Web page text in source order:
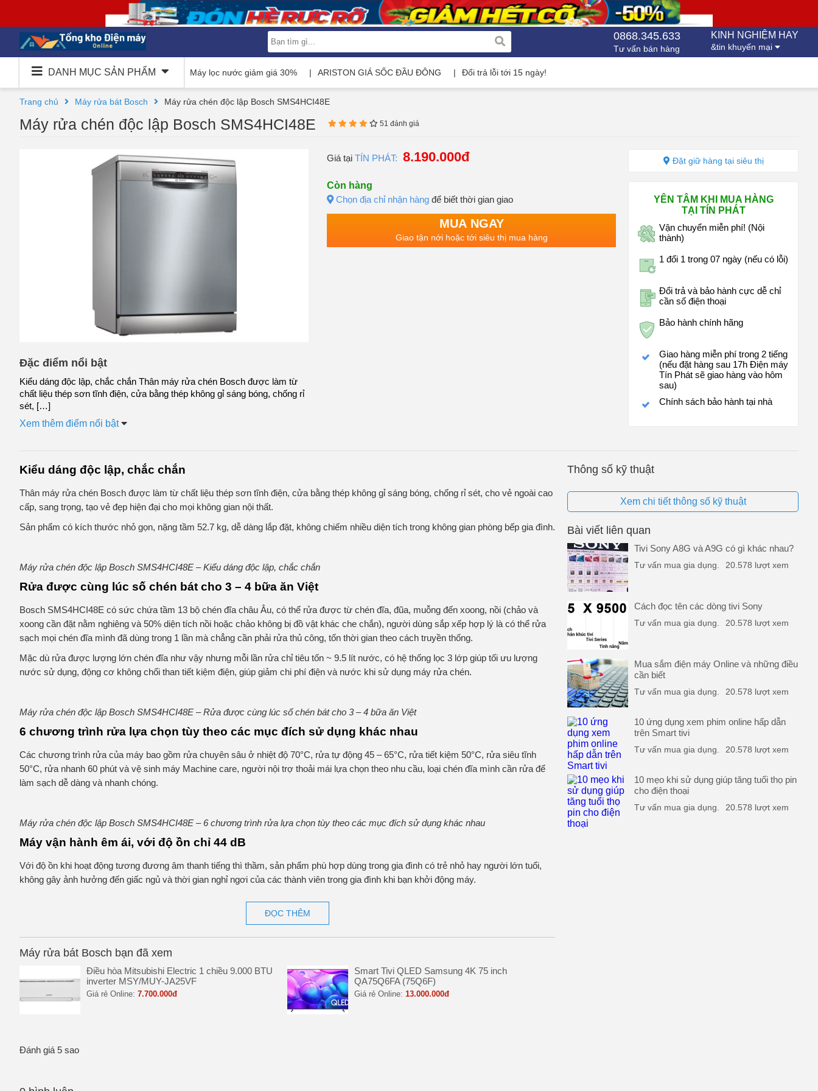
0868.345.633
Tư vấn bán hàng
KINH NGHIỆM HAY
&tin khuyến mại
DANH MỤC SẢN PHẨM Máy lọc nước giảm giá 30% ARISTON GIÁ SỐC ĐẦU ĐÔNG Đổi trả lỗi tới 15 ngày!
Trang chủ Máy rửa bát Bosch Máy rửa chén độc lập Bosch SMS4HCI48E
Máy rửa chén độc lập Bosch SMS4HCI48E 51 đánh giá
Đặc điểm nổi bật
Kiểu dáng độc lập, chắc chắn Thân máy rửa chén Bosch được làm từ
chất liệu thép sơn tĩnh điện, cửa bằng thép không gỉ sáng bóng, chống rỉ
sét, […]
Xem thêm điểm nổi bật
Giá tại TÍN PHÁT: 8.190.000đ
Còn hàng
Chọn địa chỉ nhận hàng để biết thời gian giao
MUA NGAY
Giao tận nới hoặc tới siêu thị mua hàng
Đặt giữ hàng tại siêu thị
YÊN TÂM KHI MUA HÀNG
TẠI TÍN PHÁT
Vận chuyển miễn phí! (Nội
thành)
1 đổi 1 trong 07 ngày (nếu có lỗi)
Đổi trả và bảo hành cực dễ chỉ
cần số điện thoại
Bảo hành chính hãng
Giao hàng miễn phí trong 2 tiếng
(nếu đặt hàng sau 17h Điện máy
Tín Phát sẽ giao hàng vào hôm
sau)
Chính sách bảo hành tại nhà
Kiểu dáng độc lập, chắc chắn
Thân máy rửa chén Bosch được làm từ chất liệu thép sơn tĩnh điện, cửa bằng thép không gỉ sáng bóng, chống rỉ sét, cho vẻ ngoài cao
cấp, sang trọng, tạo vẻ đẹp hiện đại cho mọi không gian nội thất.
Sản phẩm có kích thước nhỏ gọn, nặng tầm 52.7 kg, dễ dàng lắp đặt, không chiếm nhiều diện tích trong không gian phòng bếp gia đình.
Máy rửa chén độc lập Bosch SMS4HCI48E – Kiểu dáng độc lập, chắc chắn
Rửa được cùng lúc số chén bát cho 3 – 4 bữa ăn Việt
Bosch SMS4HCI48E có sức chứa tầm 13 bộ chén đĩa châu Âu, có thể rửa được từ chén đĩa, đũa, muỗng đến xoong, nồi (chảo và
xoong cần đặt nằm nghiêng và 50% diện tích nồi hoặc chảo không bị đồ vật khác che chắn), người dùng sắp xếp hợp lý là có thể rửa
sạch mọi chén đĩa mình đã dùng trong 1 lần mà chẳng cần phải rửa thủ công, tốn thời gian theo cách truyền thống.
Mặc dù rửa được lượng lớn chén đĩa như vậy nhưng mỗi lần rửa chỉ tiêu tốn ~ 9.5 lít nước, có hệ thống lọc 3 lớp giúp tối ưu lượng
nước sử dụng, động cơ không chổi than tiết kiệm điện, giúp giảm chi phí điện và nước khi sử dụng máy rửa chén.
Máy rửa chén độc lập Bosch SMS4HCI48E – Rửa được cùng lúc số chén bát cho 3 – 4 bữa ăn Việt
6 chương trình rửa lựa chọn tùy theo các mục đích sử dụng khác nhau
Các chương trình rửa của máy bao gồm rửa chuyên sâu ở nhiệt độ 70°C, rửa tự động 45 – 65°C, rửa tiết kiệm 50°C, rửa siêu tĩnh
50°C, rửa nhanh 60 phút và vệ sinh máy Machine care, người nội trợ thoải mái lựa chọn theo nhu cầu, loại chén đĩa mình cần rửa để
làm sạch dễ dàng và nhanh chóng.
Máy rửa chén độc lập Bosch SMS4HCI48E – 6 chương trình rửa lựa chọn tùy theo các mục đích sử dụng khác nhau
Máy vận hành êm ái, với độ ồn chỉ 44 dB
Với độ ồn khi hoạt động tương đương âm thanh tiếng thì thầm, sản phẩm phù hợp dùng trong gia đình có trẻ nhỏ hay người lớn tuổi,
không gây ảnh hưởng đến giấc ngủ và thời gian nghỉ ngơi của các thành viên trong gia đình khi bạn khởi động máy.
ĐỌC THÊM
Máy rửa bát Bosch bạn đã xem
Điều hòa Mitsubishi Electric 1 chiều 9.000 BTU
inverter MSY/MUY-JA25VF
Giá rẻ Online: 7.700.000đ
Smart Tivi QLED Samsung 4K 75 inch
QA75Q6FA (75Q6F)
Giá rẻ Online: 13.000.000đ
Đánh giá 5 sao
Thông số kỹ thuật
Xem chi tiết thông số kỹ thuật
Bài viết liên quan
Tivi Sony A8G và A9G có gì khác nhau?
Tư vấn mua gia dụng. 20.578 lượt xem
Cách đọc tên các dòng tivi Sony
Tư vấn mua gia dụng. 20.578 lượt xem
Mua sắm điện máy Online và những điều
cần biết
Tư vấn mua gia dụng. 20.578 lượt xem
10 ứng dụng xem phim online hấp dẫn
trên Smart tivi
Tư vấn mua gia dụng. 20.578 lượt xem
10 mẹo khi sử dụng giúp tăng tuổi thọ pin
cho điện thoại
Tư vấn mua gia dụng. 20.578 lượt xem